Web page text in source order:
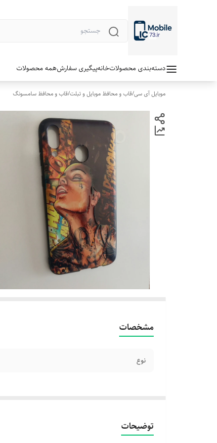
دسته‌بندی محصولاتخانهپیگیری سفارشهمه محصولات
موبایل آی سی/قاب و محافظ موبایل و تبلت/قاب و محافظ سامسونگ
مشخصات
نوع
توضیحات